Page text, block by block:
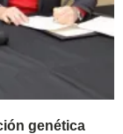
genética